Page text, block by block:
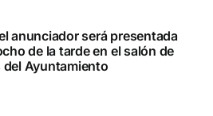
anunciador será presentada
de la tarde en el salón de
del Ayuntamiento